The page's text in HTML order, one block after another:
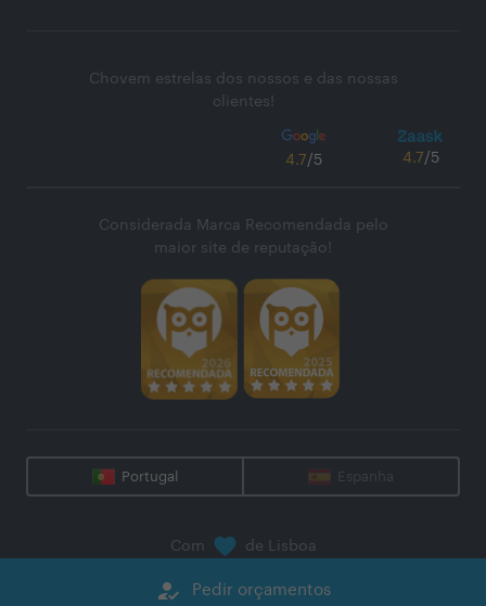
how_to_reg Pedir orçamentos
Chovem estrelas dos nossos e das nossas
clientes!
4.7/5 4.7/5
Considerada Marca Recomendada pelo
maior site de reputação!
Portugal Espanha
Com de Lisboa
Zaask - Plataforma Digital, S.A.